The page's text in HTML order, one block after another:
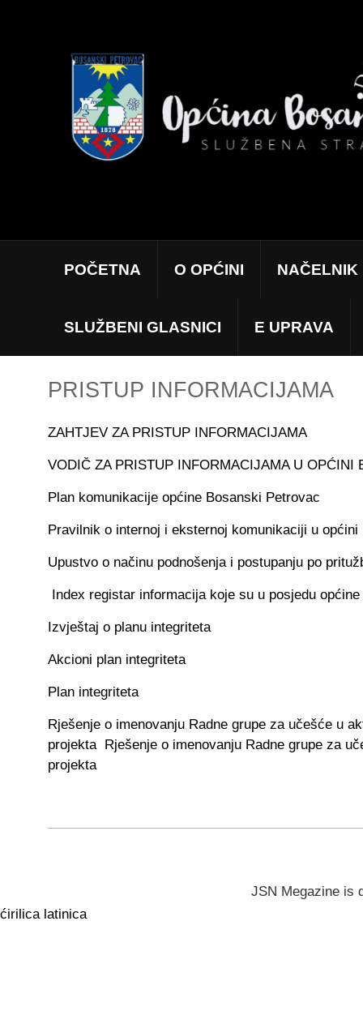
POČETNA O OPĆINI NAČELNIK
SLUŽBENI GLASNICI E UPRAVA
PRISTUP INFORMACIJAMA
ZAHTJEV ZA PRISTUP INFORMACIJAMA
VODIČ ZA PRISTUP INFORMACIJAMA U OPĆINI
Plan komunikacije općine Bosanski Petrovac
Pravilnik o internoj i eksternoj komunikaciji u
Upustvo o načinu podnošenja i postupanju po
Index registar informacija koje su u posjedu
Izvještaj o planu integriteta
Akcioni plan integriteta
Plan integriteta
Rješenje o imenovanju Radne grupe za učešće u
projekta Rješenje o imenovanju Radne grupe za
projekta
JSN Megazine is
ćirilica latinica